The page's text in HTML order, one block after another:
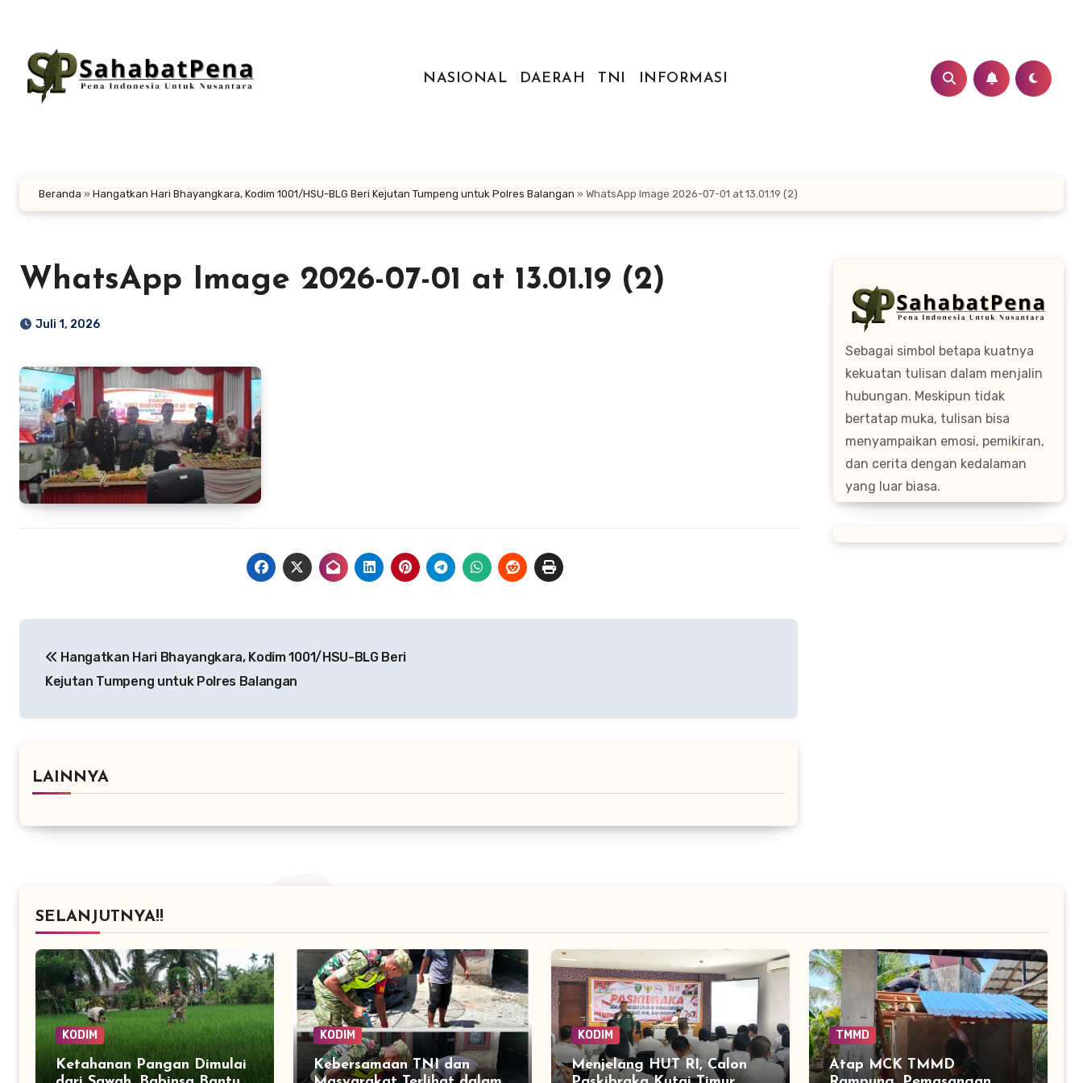
konten
NASIONAL
DAERAH TNI INFORMASI
Beranda » Hangatkan Hari Bhayangkara, Kodim 1001/HSU-BLG Beri Kejutan Tumpeng untuk Polres Balangan » WhatsApp Image 2026-07-01 at 13.01.19 (2)
WhatsApp Image 2026-07-01 at 13.01.19 (2)
Juli 1, 2026
pos Hangatkan Hari Bhayangkara, Kodim 1001/HSU-BLG Beri
Kejutan Tumpeng untuk Polres Balangan
LAINNYA
Sebagai simbol betapa kuatnya
kekuatan tulisan dalam menjalin
hubungan. Meskipun tidak
bertatap muka, tulisan bisa
menyampaikan emosi, pemikiran,
dan cerita dengan kedalaman
yang luar biasa.
SELANJUTNYA!!
KODIM
Ketahanan Pangan Dimulai
KODIM
Kebersamaan TNI dan
KODIM
Menjelang HUT RI, Calon
TMMD
Atap MCK TMMD